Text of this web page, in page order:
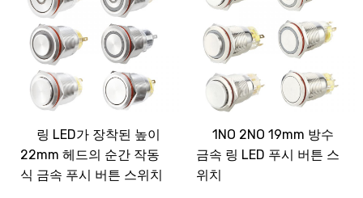
링 LED가 장착된 높이
22mm 헤드의 순간 작동
식 금속 푸시 버튼 스위치
1NO 2NO 19mm 방수
금속 링 LED 푸시 버튼 스
위치